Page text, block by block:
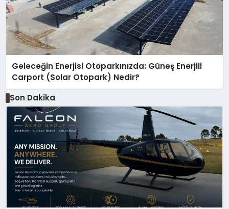
Geleceğin Enerjisi Otoparkınızda: Güneş Enerjili
Carport (Solar Otopark) Nedir?
Son Dakika